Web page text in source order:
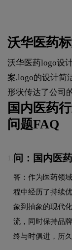
沃华医药
沃华医药logo设
案,logo的设计简
形状传达了公司
国内医药
问题FAQ
问：国内医
答：作为医药领
程中经历了持续
象到抽象的现代
流，同时保持品
终与时俱进，历久